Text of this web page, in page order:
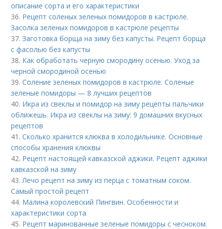
описание сорта и его характеристики
36. Рецепт соленых зеленых помидоров в кастрюле.
Засолка зеленых помидоров в кастрюле рецепты
37.Заготовка борща на зиму без капусты. Рецепт борща
с фасолью без капусты
38. Как обработать черную смородину осенью. Уход за
черной смородиной осенью
39.Соление зеленых помидоров в кастрюле. Соленые
зеленые помидоры — 8 лучших рецептов
40. Икра из свеклы и помидор на зиму рецепты пальчики
оближешь. Икра из свеклы на зиму: 9 домашних вкусных
рецептов
41.Сколько хранится клюква в холодильнике. Основные
способы хранения клюквы
42. Рецепт настоящей кавказской аджики. Рецепт аджики
кавказской на зиму
43.Лечо рецепт на зиму из перца с томатным соком.
Самый простой рецепт
44. Малина королевский Пингвин. Особенности и
характеристики сорта
45. Рецепт маринованные зеленые помидоры с чесноком.